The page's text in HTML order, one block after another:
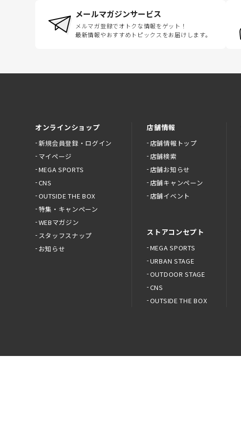
メールマガジンサービス
メルマガ登録でオトクな情報をゲット！
最新情報やおすすめトピックスをお届けします。
オンラインショップ
新規会員登録・ログイン
マイページ
MEGA SPORTS
CNS
OUTSIDE THE BOX
特集・キャンペーン
WEBマガジン
スタッフスナップ
お知らせ
店舗情報
店舗情報トップ
店舗検索
店舗お知らせ
店舗キャンペーン
店舗イベント
ストアコンセプト
MEGA SPORTS
URBAN STAGE
OUTDOOR STAGE
CNS
OUTSIDE THE BOX